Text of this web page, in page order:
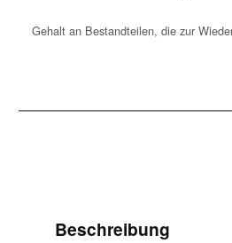
Gehalt an Bestandteilen, die zur
Beschreibung